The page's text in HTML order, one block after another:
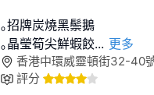
｡招牌炭燒黑鬃鵝
｡晶瑩筍尖鮮蝦餃... 更多
香港中環威靈頓街32-40
評分